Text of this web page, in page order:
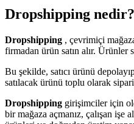
Dropshipping nedir?
Dropshipping , çevrimiçi
firmadan ürün satın alır. Ürünler
Bu şekilde, satıcı ürünü
satılacak ürünü toplu olarak
Dropshipping girişimciler için
bir mağaza açmanız, çalışan işe